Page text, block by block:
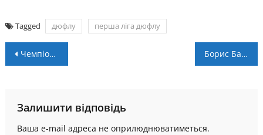
Tagged дюфлу перша ліга дюфлу
Навігація
Чемпіонат області. 7 тур: несподіванки у Надвірній і Калуші (+ протоколи, відео) Борис Баум: “Не всі розуміють, що реклама казино не повинна бути нав’язливою”
Залишити відповідь
Ваша e-mail адреса не оприлюднюватиметься.